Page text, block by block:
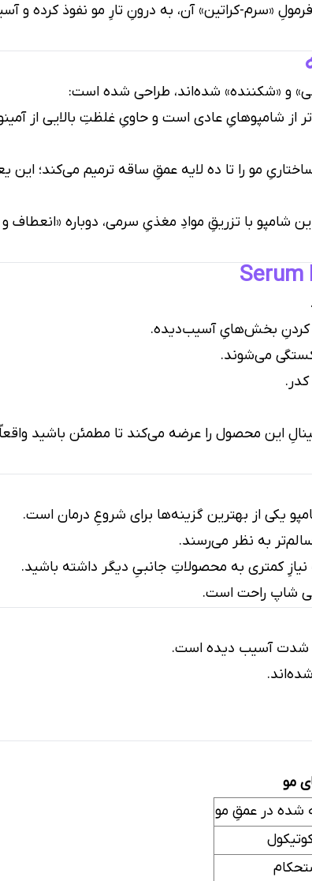
«سرم-کراتین» آن، به درونِ تارِ مو نفوذ کرده و
و «شکننده» شده‌اند، طراحی شده است:
از شامپوهایِ عادی است و حاویِ غلظتِ بالایی از
مو را تا ده لایه عمقِ ساقه ترمیم می‌کند؛ این
با تزریقِ موادِ مغذیِ سرمی، دوباره «انعطاف و
کردنِ بخش‌هایِ آسیب‌دیده.
می‌شوند.
این محصول را عرضه می‌کند تا مطمئن باشید
یکی از بهترین گزینه‌ها برای شروعِ درمان است.
به نظر می‌رسند.
کمتری به محصولاتِ جانبیِ دیگر داشته باشید.
شاپ راحت است.
شدت آسیب دیده است.
شده‌اند.
مو
شده در عمقِ مو